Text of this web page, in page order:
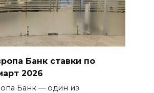
Банк ставки по
2026
Банк — один из